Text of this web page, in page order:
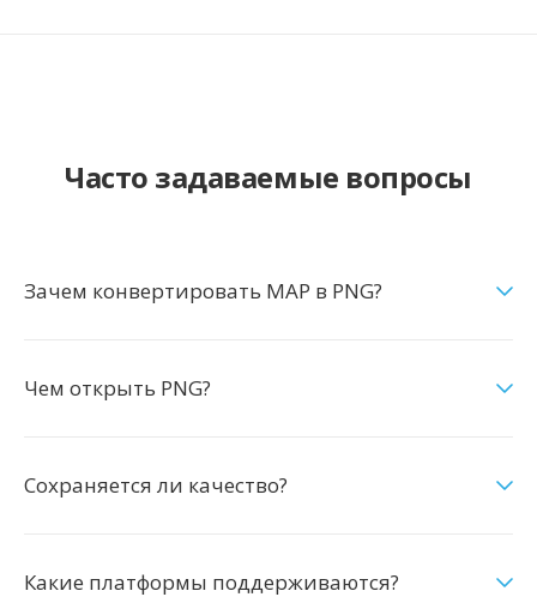
Часто задаваемые вопросы
Зачем конвертировать MAP в PNG?
Чем открыть PNG?
Сохраняется ли качество?
Какие платформы поддерживаются?